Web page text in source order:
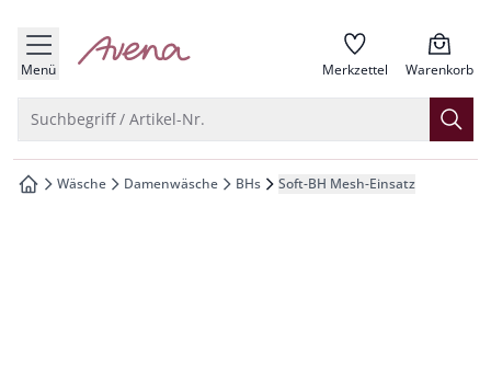
springen
springen
springen
springen
Menü zur Startseite Merkzettel Warenkorb
Suchbegriff / Artikel-Nr.
zur Startseite
Wäsche Damenwäsche BHs Soft-BH Mesh-Einsatz